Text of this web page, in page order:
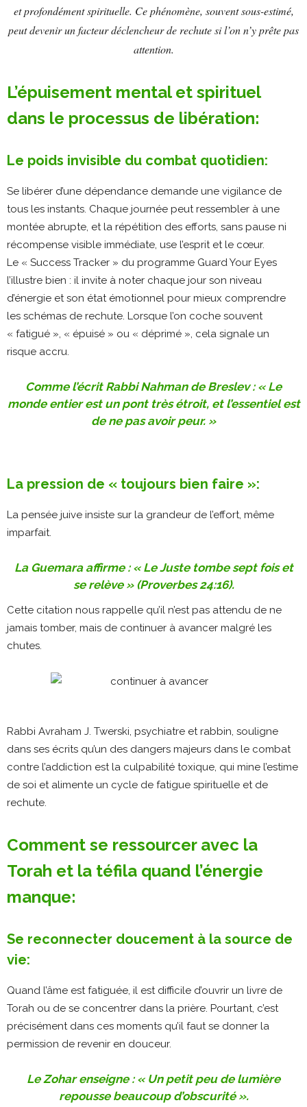
et profondément spirituelle. Ce phénomène, souvent sous-estimé,
peut devenir un facteur déclencheur de rechute si l’on n’y prête pas
attention.
L’épuisement mental et spirituel
dans le processus de libération:
Le poids invisible du combat quotidien:
Se libérer d’une dépendance demande une vigilance de
tous les instants. Chaque journée peut ressembler à une
montée abrupte, et la répétition des efforts, sans pause ni
récompense visible immédiate, use l’esprit et le cœur.
Le « Success Tracker » du programme Guard Your Eyes
l’illustre bien : il invite à noter chaque jour son niveau
d’énergie et son état émotionnel pour mieux comprendre
les schémas de rechute. Lorsque l’on coche souvent
« fatigué », « épuisé » ou « déprimé », cela signale un
risque accru.
Comme l’écrit Rabbi Nahman de Breslev : « Le
monde entier est un pont très étroit, et l’essentiel est
de ne pas avoir peur. »
La pression de « toujours bien faire »:
La pensée juive insiste sur la grandeur de l’effort, même
imparfait.
La Guemara affirme : « Le Juste tombe sept fois et
se relève » (Proverbes 24:16).
Cette citation nous rappelle qu’il n’est pas attendu de ne
jamais tomber, mais de continuer à avancer malgré les
chutes.
Rabbi Avraham J. Twerski, psychiatre et rabbin, souligne
dans ses écrits qu’un des dangers majeurs dans le combat
contre l’addiction est la culpabilité toxique, qui mine l’estime
de soi et alimente un cycle de fatigue spirituelle et de
rechute.
Comment se ressourcer avec la
Torah et la téfila quand l’énergie
manque:
Se reconnecter doucement à la source de
vie:
Quand l’âme est fatiguée, il est difficile d’ouvrir un livre de
Torah ou de se concentrer dans la prière. Pourtant, c’est
précisément dans ces moments qu’il faut se donner la
permission de revenir en douceur.
Le Zohar enseigne : « Un petit peu de lumière
repousse beaucoup d’obscurité ».